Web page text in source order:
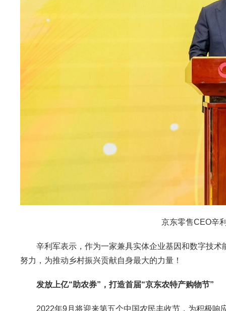
京东零售CEO辛
辛利军表示，作为一家兼具实体企业基因和数字技术
努力，为推动乡村振兴贡献自身最大的力量！
发放上亿“助农券”，打造首届“京东农特产购物节”
2022年9月将迎来第五个中国农民丰收节，为积极响应